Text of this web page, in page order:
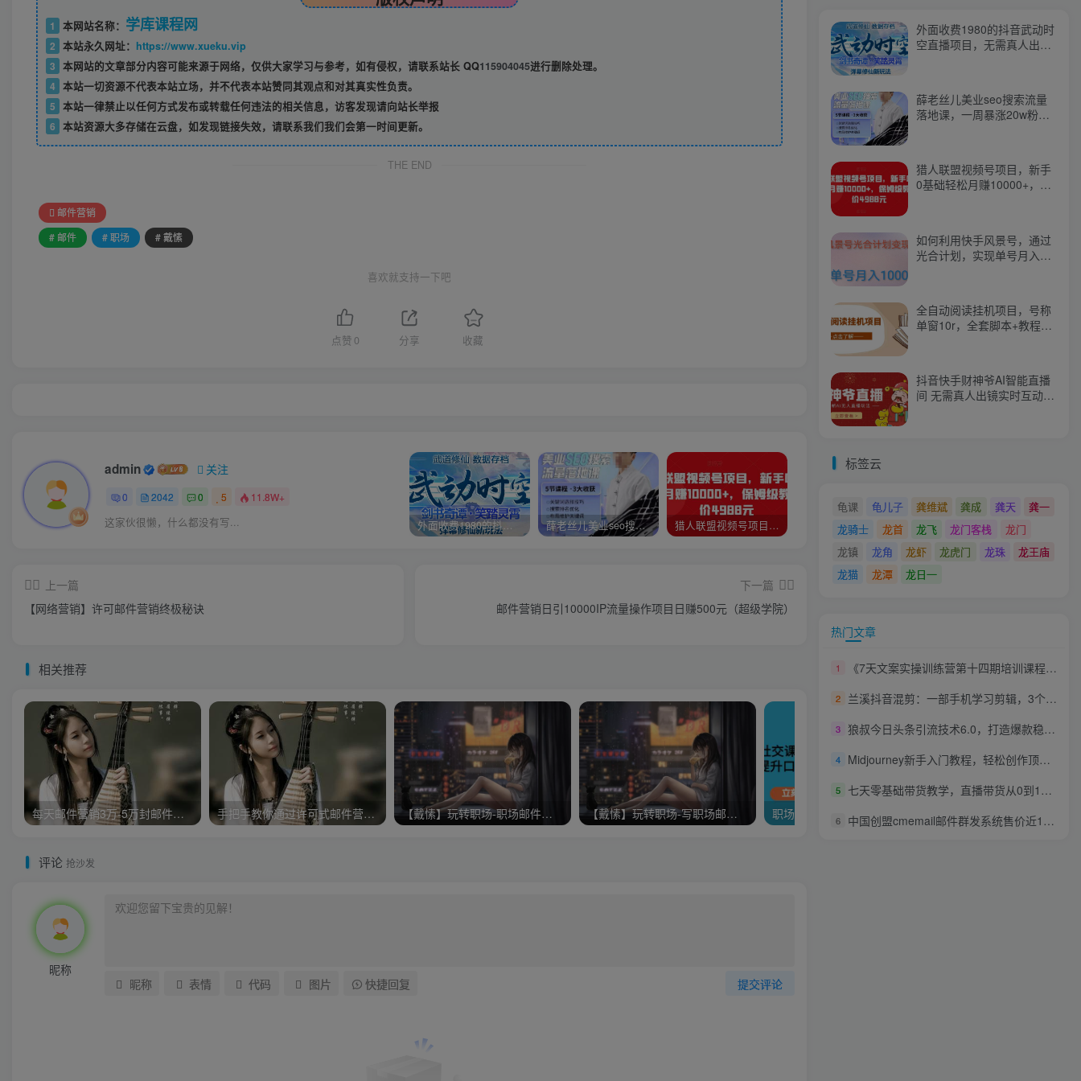
1 本网站名称： 学库课程网
2 本站永久网址： https://www.xueku.vip
3 本网站的文章部分内容可能来源于网络，仅供大家学习与参考，如有侵权，请联系站长 QQ115904045进行删除处理。
4 本站一切资源不代表本站立场，并不代表本站赞同其观点和对其真实性负责。
5 本站一律禁止以任何方式发布或转载任何违法的相关信息，访客发现请向站长举报
6 本站资源大多存储在云盘，如发现链接失效，请联系我们我们会第一时间更新。
THE END
邮件营销
# 邮件
# 职场 # 戴愫
喜欢就支持一下吧
点赞 0 分享 收藏
admin 关注
0 2042 0 5 11.8W+
这家伙很懒，什么都没有写... 外面收费1980的抖音武动时空直播项目，无需真人出镜，实时互动直播【软件+详细教程】 薛老丝儿美业seo搜索流量落地课，一周暴涨20w粉丝，全干货讲解 猎人联盟视频号项目，新手0基础轻松月赚10000+，保姆级教程原价4988元 如何利用快手风景号，通过光合计划，实现单号月入1000+（附详细教程及制作软件）
上一篇
【网络营销】许可邮件营销终极秘诀
下一篇
邮件营销日引10000IP流量操作项目日赚500元（超级学院）
相关推荐
每天邮件营销3万-5万封邮件，实战月入万元，附带工具 手把手教你通过许可式邮件营销推广你的商品讲座价值299元 【戴愫】玩转职场-职场邮件的9大禁区 【戴愫】玩转职场-写职场邮件的6大技巧
评论 抢沙发
昵称
提交评论
昵称 表情 代码 图片 快捷回复
外面收费1980的抖音武动时
空直播项目，无需真人出
薛老丝儿美业seo搜索流量
落地课，一周暴涨20w粉
猎人联盟视频号项目，新手
0基础轻松月赚10000+，保
如何利用快手风景号，通过
光合计划，实现单号月入
全自动阅读挂机项目，号称
单窗10r，全套脚本+教程，
抖音快手财神爷AI智能直播
间 无需真人出镜实时互动
标签云
龟课 龟儿子 龚维斌 龚成 龚天
龚一
龙骑士
龙首 龙飞 龙门客栈
龙门
龙镇
龙角 龙虾 龙虎门 龙珠
龙王庙
龙猫
龙潭 龙日一
热门文章
1 《7天文案实操训练营第十四期培训课程》只说话就能火的短视频文案课
2 兰溪抖音混剪：一部手机学习剪辑，3个月涨粉580万
3 狼叔今日头条引流技术6.0，打造爆款稳定引流的玩法
4 Midjourney新手入门教程，轻松创作顶级图像，命令参数-新手教程
5 七天零基础带货教学，直播带货从0到1，提高认知，少走弯路
6 中国创盟cmemail邮件群发系统售价近10000（附安装教程）